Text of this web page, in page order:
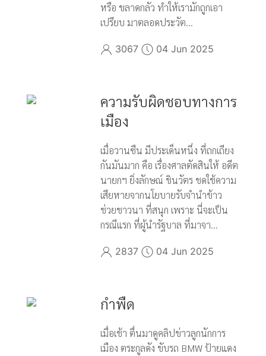
หรือ ขลาดกลัว ทำให้เรามักถูกเอา
เปรียบ มาตลอดประวัต...
3067 04 Jun 2025
ความรับผิดชอบทางการ
เมือง
เมื่อวานซืน มีประเด็นหนึ่ง ที่ถกเถียง
กันมันมาก คือ เรื่องศาลตัดสินให้ อดีต
นายกฯ ยิ่งลักษณ์ ชินวัตร ชดใช้ความ
เสียหายจากนโยบายรับจำนำข้าว
ช่วยชาวนา ที่สนุก เพราะ นี่จะเป็น
กรณีแรก ที่ผู้นำรัฐบาล ที่มาจา...
2837 04 Jun 2025
กำพืด
เมื่อเช้า ตื่นมาดูคลิปข่าวลูกนักการ
เมือง ตระกูลดัง ขับรถ BMW ป้ายแดง